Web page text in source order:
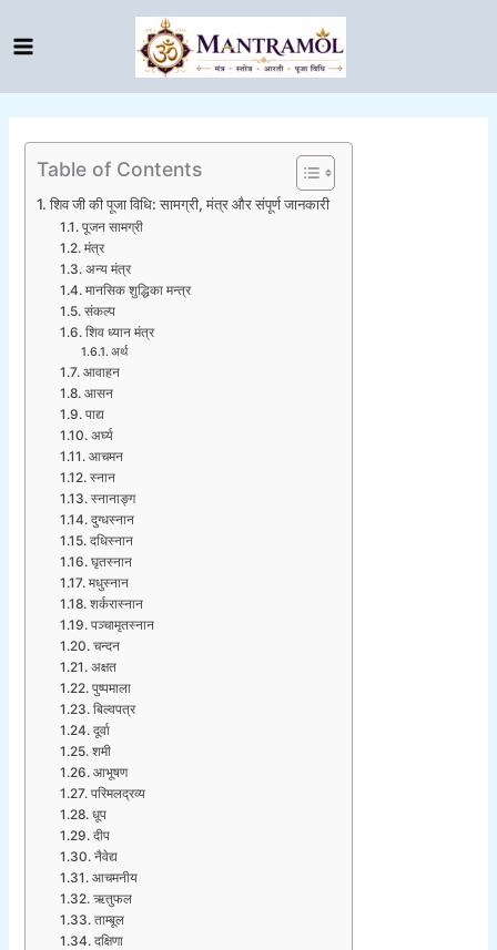
to
Table of Contents
शिव जी की पूजा विधि: सामग्री, मंत्र और संपूर्ण जानकारी
पूजन सामग्री
मंत्र
अन्य मंत्र
मानसिक शुद्धिका मन्त्र
संकल्प
शिव ध्यान मंत्र
अर्थ
आवाहन
आसन
पाद्य
अर्घ्य
आचमन
स्नान
स्नानाङ्ग
दुग्धस्नान
दधिस्नान
घृतस्नान
मधुस्नान
शर्करास्नान
पञ्चामृतस्नान
चन्दन
अक्षत
पुष्पमाला
बिल्वपत्र
दूर्वा
शमी
आभूषण
परिमलद्रव्य
धूप
दीप
नैवेद्य
आचमनीय
ऋतुफल
ताम्बूल
दक्षिणा